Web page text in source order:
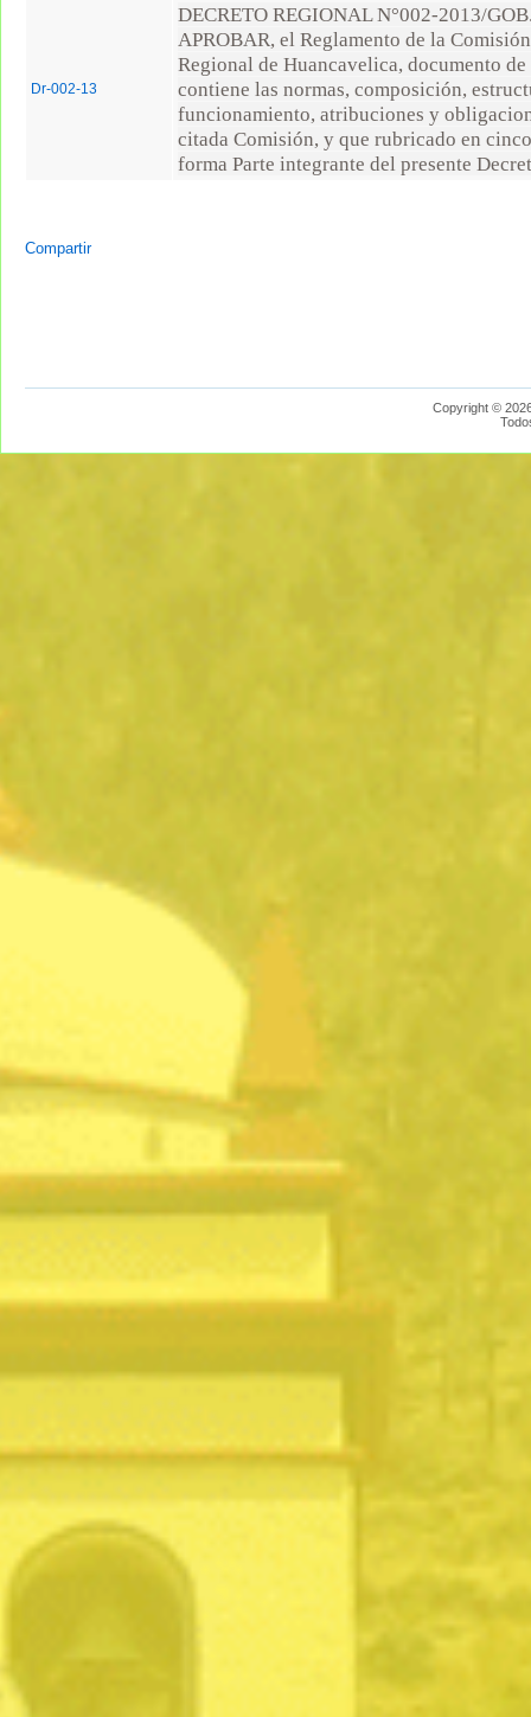
Dr-002-13
DECRETO REGIONAL N°002-2013/
APROBAR, el Reglamento de la
Regional de Huancavelica, documento
contiene las normas, composición,
funcionamiento, atribuciones y
citada Comisión, y que rubricado en
forma Parte integrante del presente
Compartir
Copyright ©